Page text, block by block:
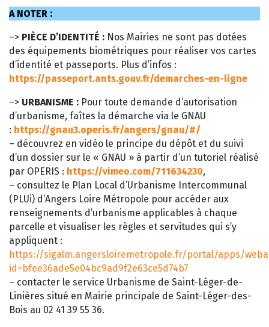
A NOTER :
–> PIÈCE D’IDENTITÉ : Nos Mairies ne sont pas dotées
des équipements biométriques pour réaliser vos cartes
d’identité et passeports. Plus d’infos :
https://passeport.ants.gouv.fr/demarches-en-ligne
–> URBANISME : Pour toute demande d’autorisation
d’urbanisme, faîtes la démarche via le GNAU
: https://gnau3.operis.fr/angers/gnau/#/
– découvrez en vidéo le principe du dépôt et du suivi
d’un dossier sur le « GNAU » à partir d’un tutoriel réalisé
par OPERIS : https://vimeo.com/711634230,
– consultez le Plan Local d’Urbanisme Intercommunal
(PLUi) d’Angers Loire Métropole pour accéder aux
renseignements d’urbanisme applicables à chaque
parcelle et visualiser les règles et servitudes qui s’y
appliquent :
https://sigalm.angersloiremetropole.fr/portal/apps/
id=bfee36ade5e04bc9ad9f2e63ce5d74b7
– contacter le service Urbanisme de Saint-Léger-de-
Linières situé en Mairie principale de Saint-Léger-des-
Bois au 02 41 39 55 36.